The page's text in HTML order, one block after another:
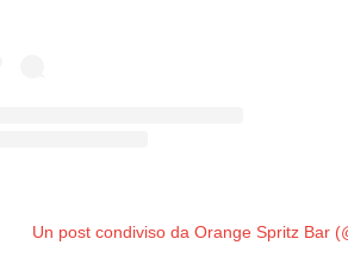
Un post condiviso da Orange Spritz Bar